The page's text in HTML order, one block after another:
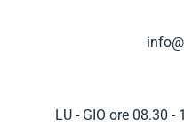
LU - GIO ore 08.30